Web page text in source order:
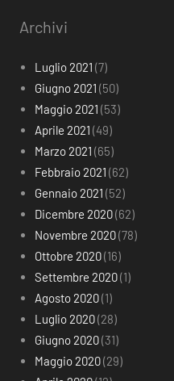
Archivi
Luglio 2021 (7)
Giugno 2021 (50)
Maggio 2021 (53)
Aprile 2021 (49)
Marzo 2021 (65)
Febbraio 2021 (62)
Gennaio 2021 (52)
Dicembre 2020(62)
Novembre 2020(78)
Ottobre 2020(16)
Settembre 2020(1)
Agosto 2020(1)
Luglio 2020(28)
Giugno 2020(31)
Maggio 2020(29)